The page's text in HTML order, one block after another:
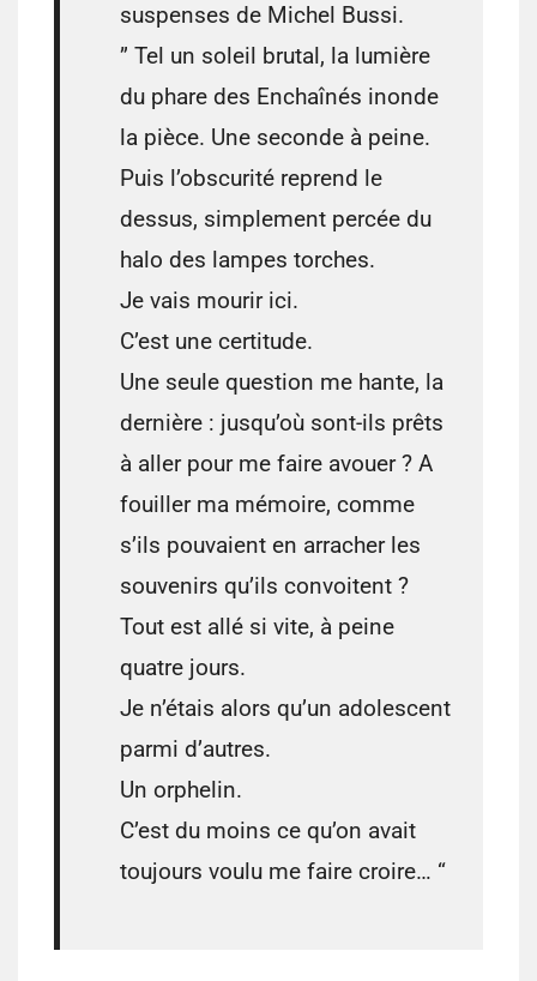
suspenses de Michel Bussi.
” Tel un soleil brutal, la lumière
du phare des Enchaînés inonde
la pièce. Une seconde à peine.
Puis l’obscurité reprend le
dessus, simplement percée du
halo des lampes torches.
Je vais mourir ici.
C’est une certitude.
Une seule question me hante, la
dernière : jusqu’où sont-ils prêts
à aller pour me faire avouer ? A
fouiller ma mémoire, comme
s’ils pouvaient en arracher les
souvenirs qu’ils convoitent ?
Tout est allé si vite, à peine
quatre jours.
Je n’étais alors qu’un adolescent
parmi d’autres.
Un orphelin.
C’est du moins ce qu’on avait
toujours voulu me faire croire… “